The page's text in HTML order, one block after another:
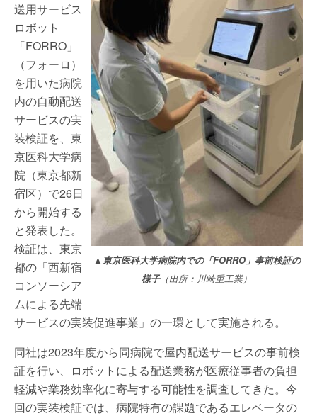
▲東京医科大学病院内での「FORRO」事前検証の
様子（出所：川崎重工業）
送用サービス
ロボット
「FORRO」
（フォーロ）
を用いた病院
内の自動配送
サービスの実
装検証を、東
京医科大学病
院（東京都新
宿区）で26日
から開始する
と発表した。
検証は、東京
都の「西新宿
コンソーシア
ムによる先端
サービスの実装促進事業」の一環として実施される。
同社は2023年度から同病院で屋内配送サービスの事前検
証を行い、ロボットによる配送業務が医療従事者の負担
軽減や業務効率化に寄与する可能性を調査してきた。今
回の実装検証では、病院特有の課題であるエレベータの